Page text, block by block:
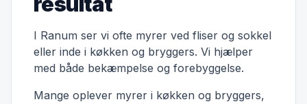
I Ranum ser vi ofte myrer ved fliser og sokkel
eller inde i køkken og bryggers. Vi hjælper
med både bekæmpelse og forebyggelse.
Mange oplever myrer i køkken og bryggers,